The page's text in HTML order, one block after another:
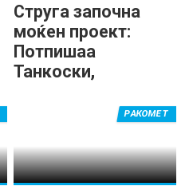
Струга започна
моќен проект:
Потпишаа
Танкоски,
РАКОМЕТ